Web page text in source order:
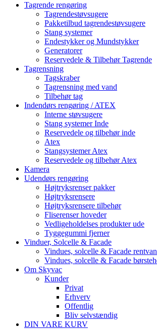
Tagrende rengøring
Tagrendestøvsugere
Pakketilbud tagrendestøvsugere
Stang systemer
Endestykker og Mundstykker
Generatorer
Reservedele & Tilbehør Tagrende
Tagrensning
Tagskraber
Tagrensning med vand
Tilbehør tag
Indendørs rengøring / ATEX
Interne støvsugere
Stang systemer Inde
Reservedele og tilbehør inde
Atex
Stangsystemer Atex
Reservedele og tilbehør Atex
Kamera
Udendørs rengøring
Højtryksrenser pakker
Højtryksrensere
Højtryksrensere tilbehør
Fliserenser hoveder
Vedligeholdelses produkter ude
Tyggegummi fjerner
Vinduer, Solcelle & Facade
Vindues, solcelle & Facade
Vindues, solcelle & Facade
Om Skyvac
Kunder
Privat
Erhverv
Offentlig
Bliv selvstændig
DIN VARE KURV